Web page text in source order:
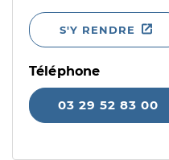
S'Y RENDRE
Téléphone
03 29 52 83 00